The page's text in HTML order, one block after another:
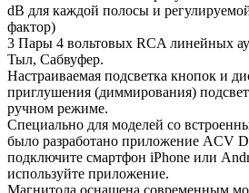
dB для каждой полосы и
фактор)
3 Пары 4 вольтовых RCA линейных
Тыл, Сабвуфер.
Настраиваемая подсветка кнопок и
приглушения (диммирования)
ручном режиме.
Специально для моделей со
было разработано приложение ACV
подключите смартфон iPhone или
используйте приложение.
Магнитола оснащена современным